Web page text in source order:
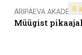
ÄRIPÄEVA
Müügist
8